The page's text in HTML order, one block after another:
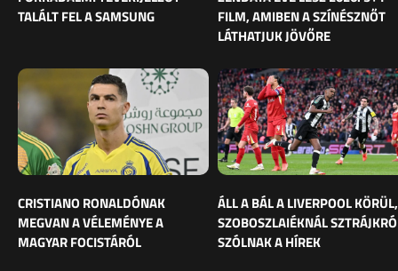
TALÁLT FEL A SAMSUNG
FILM, AMIBEN A SZÍNÉSZNŐT
LÁTHATJUK JÖVŐRE
CRISTIANO RONALDÓNAK
MEGVAN A VÉLEMÉNYE A
MAGYAR FOCISTÁRÓL
ÁLL A BÁL A LIVERPOOL KÖRÜL,
SZOBOSZLAIÉKNÁL
SZÓLNAK A HÍREK